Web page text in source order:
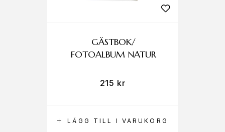
LÄGG TILL I VARUKORG
GÄSTBOK/
FOTOALBUM NATUR
215 kr